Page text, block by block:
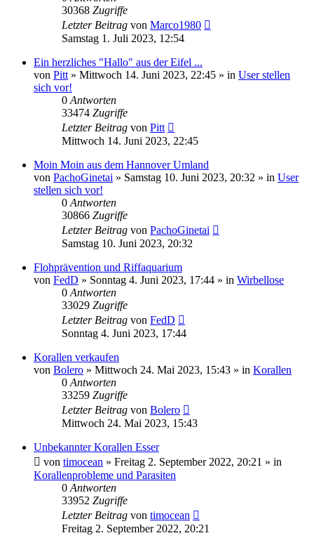
30368 Zugriffe
Letzter Beitrag von Marco1980
Samstag 1. Juli 2023, 12:54
Ein herzliches "Hallo" aus der Eifel ...
von Pitt » Mittwoch 14. Juni 2023, 22:45 » in User stellen
sich vor!
0 Antworten
33474 Zugriffe
Letzter Beitrag von Pitt
Mittwoch 14. Juni 2023, 22:45
Moin Moin aus dem Hannover Umland
von PachoGinetai » Samstag 10. Juni 2023, 20:32 » in User
stellen sich vor!
0 Antworten
30866 Zugriffe
Letzter Beitrag von PachoGinetai
Samstag 10. Juni 2023, 20:32
Flohprävention und Riffaquarium
von FedD » Sonntag 4. Juni 2023, 17:44 » in Wirbellose
0 Antworten
33029 Zugriffe
Letzter Beitrag von FedD
Sonntag 4. Juni 2023, 17:44
Korallen verkaufen
von Bolero » Mittwoch 24. Mai 2023, 15:43 » in Korallen
0 Antworten
33259 Zugriffe
Letzter Beitrag von Bolero
Mittwoch 24. Mai 2023, 15:43
Unbekannter Korallen Esser
von timocean » Freitag 2. September 2022, 20:21 » in
Korallenprobleme und Parasiten
0 Antworten
33952 Zugriffe
Letzter Beitrag von timocean
Freitag 2. September 2022, 20:21